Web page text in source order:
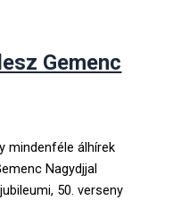
Gemenc
mindenféle álhírek
Nagydjjal
50. verseny